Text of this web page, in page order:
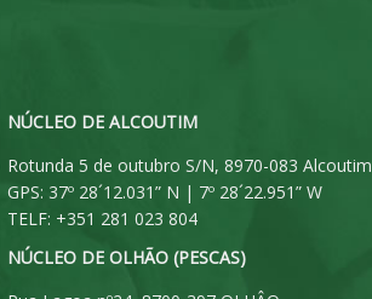
NÚCLEO DE ALCOUTIM
Rotunda 5 de outubro S/N, 8970-083 Alcoutim
GPS: 37º 28´12.031” N | 7º 28´22.951” W
TELF: +351 281 023 804
NÚCLEO DE OLHÃO (PESCAS)